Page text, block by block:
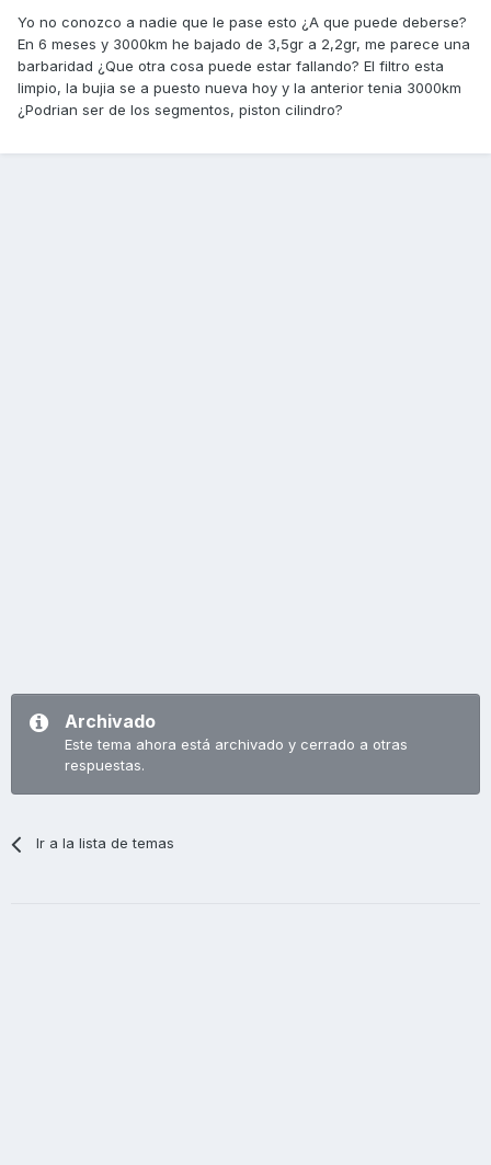
Yo no conozco a nadie que le pase esto ¿A que puede deberse?
En 6 meses y 3000km he bajado de 3,5gr a 2,2gr, me parece una
barbaridad ¿Que otra cosa puede estar fallando? El filtro esta
limpio, la bujia se a puesto nueva hoy y la anterior tenia 3000km
¿Podrian ser de los segmentos, piston cilindro?
Archivado
Este tema ahora está archivado y cerrado a otras
respuestas.
Ir a la lista de temas